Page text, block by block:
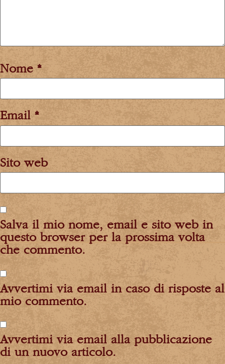
Nome *
Email *
Sito web
Salva il mio nome, email e sito web in
questo browser per la prossima volta
che commento.
Avvertimi via email in caso di risposte al
mio commento.
Avvertimi via email alla pubblicazione
di un nuovo articolo.